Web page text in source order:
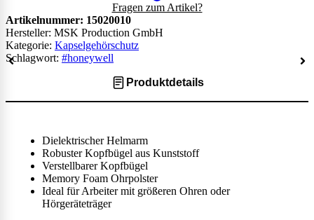
Fragen zum Artikel?
Artikelnummer: 15020010
Kategorie: Kapselgehörschutz
Schlagwort: #honeywell
Hersteller: MSK Production GmbH
Produktdetails
Dielektrischer Helmarm
Robuster Kopfbügel aus Kunststoff
Verstellbarer Kopfbügel
Memory Foam Ohrpolster
Ideal für Arbeiter mit größeren Ohren oder
Hörgeräteträger